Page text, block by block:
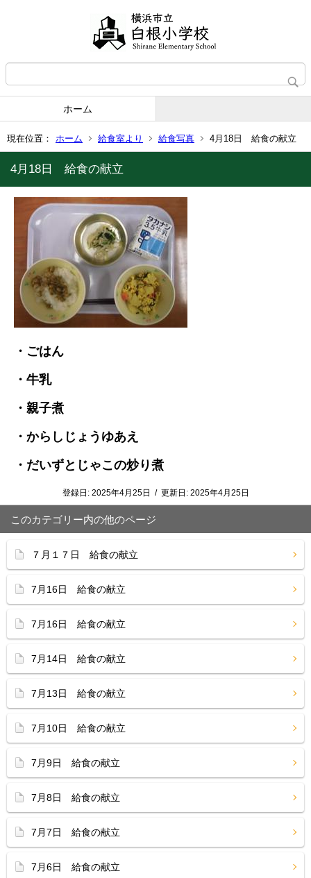
ホーム
現在位置： ホーム 給食室より 給食写真 4月18日 給食の献立
4月18日 給食の献立
・ごはん
・牛乳
・親子煮
・からしじょうゆあえ
・だいずとじゃこの炒り煮
登録日: 2025年4月25日 / 更新日: 2025年4月25日
このカテゴリー内の他のページ
７月１７日 給食の献立
7月16日 給食の献立
7月16日 給食の献立
7月14日 給食の献立
7月13日 給食の献立
7月10日 給食の献立
7月9日 給食の献立
7月8日 給食の献立
7月7日 給食の献立
7月6日 給食の献立